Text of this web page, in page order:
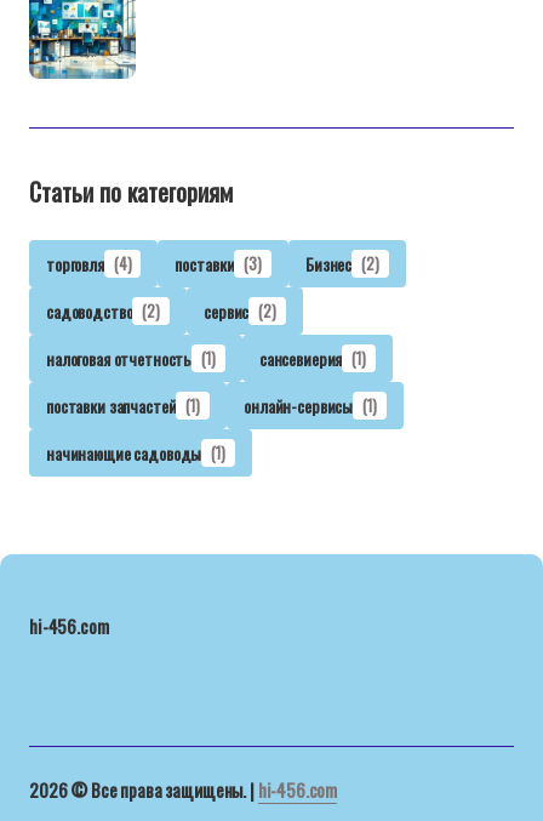
Статьи по категориям
торговля (4) поставки (3) Бизнес (2)
садоводство (2) сервис (2)
налоговая отчетность (1) сансевиерия (1)
поставки запчастей (1) онлайн-сервисы (1)
начинающие садоводы (1)
hi-456.com
2026 © Все права защищены. |hi-456.com